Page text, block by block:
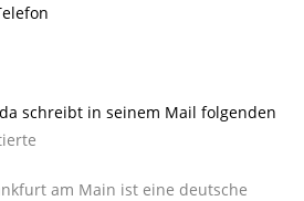
schreibt in seinem Mail folgenden
am Main ist eine deutsche